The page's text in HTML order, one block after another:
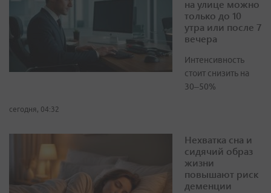
на улице можно
только до 10
утра или после 7
вечера
Интенсивность
стоит снизить на
30–50%
сегодня, 04:32
Нехватка сна и
сидячий образ
жизни
повышают риск
деменции